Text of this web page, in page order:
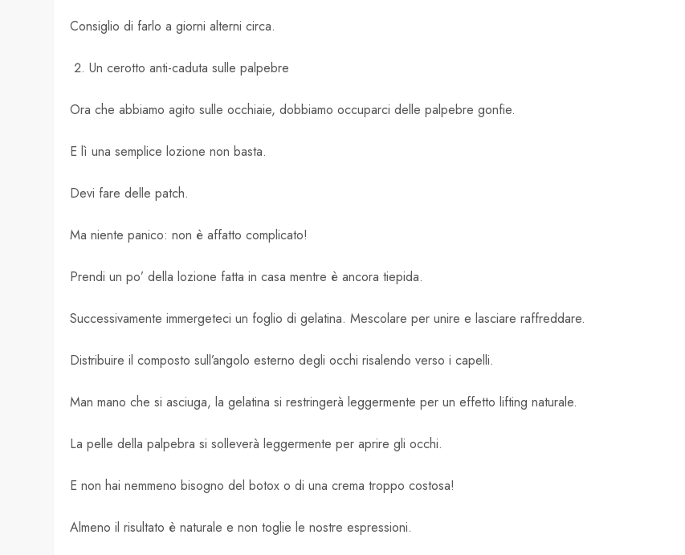
Consiglio di farlo a giorni alterni circa.
Un cerotto anti-caduta sulle palpebre
Ora che abbiamo agito sulle occhiaie, dobbiamo occuparci delle palpebre gonfie.
E lì una semplice lozione non basta.
Devi fare delle patch.
Ma niente panico: non è affatto complicato!
Prendi un po’ della lozione fatta in casa mentre è ancora tiepida.
Successivamente immergeteci un foglio di gelatina. Mescolare per unire e lasciare raffreddare.
Distribuire il composto sull’angolo esterno degli occhi risalendo verso i capelli.
Man mano che si asciuga, la gelatina si restringerà leggermente per un effetto lifting naturale.
La pelle della palpebra si solleverà leggermente per aprire gli occhi.
E non hai nemmeno bisogno del botox o di una crema troppo costosa!
Almeno il risultato è naturale e non toglie le nostre espressioni.